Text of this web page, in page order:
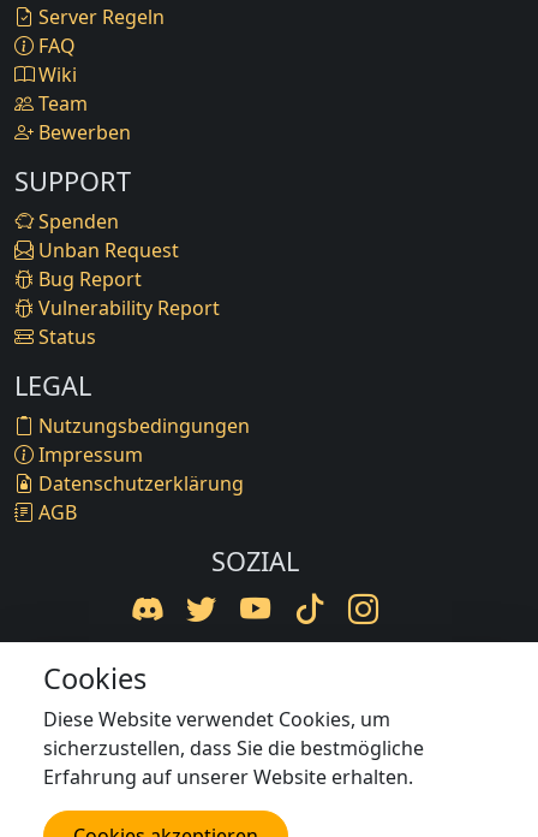
Cookies
Diese Website verwendet Cookies, um
sicherzustellen, dass Sie die bestmögliche
Erfahrung auf unserer Website erhalten.
Server Regeln
FAQ
Wiki
Team
Bewerben
SUPPORT
Spenden
Unban Request
Bug Report
Vulnerability Report
Status
LEGAL
Nutzungsbedingungen
Impressum
Datenschutzerklärung
AGB
SOZIAL
BaxNetzwerk oder Rechteinhabern und dürfen nicht
ohne Zustimmung genutzt werden.
Website made withAzuriom. - We are not affiliated with